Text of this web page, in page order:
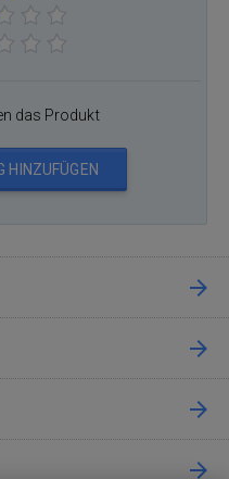
das Produkt
HINZUFÜGEN